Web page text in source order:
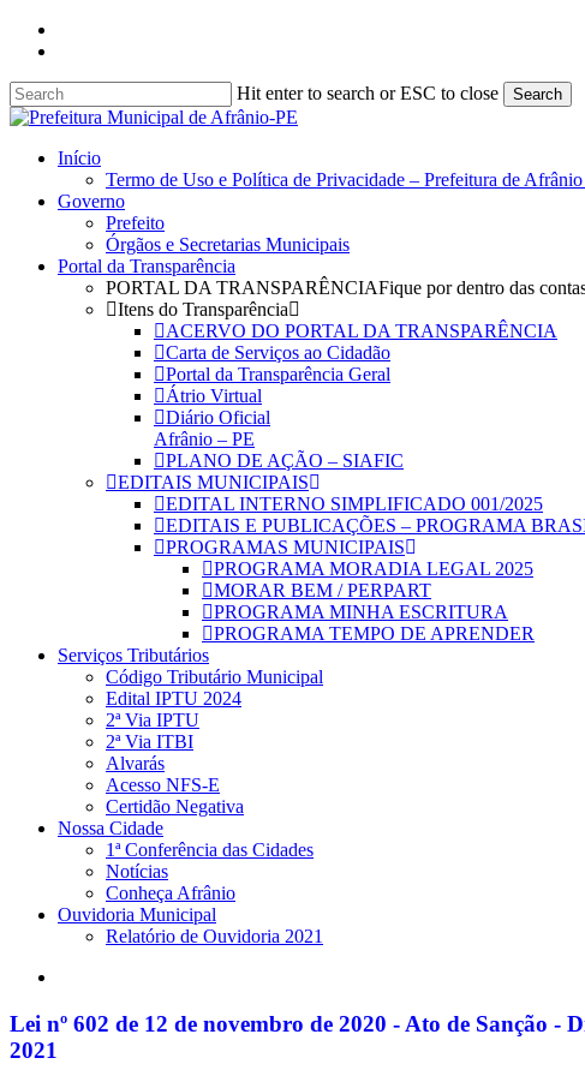
Skip
content
Hit enter to search or ESC to close Search
Close
search
Menu
Início
Termo de Uso e Política de Privacidade – Prefeitura de
Governo
Prefeito
Órgãos e Secretarias Municipais
Portal da Transparência
PORTAL DA TRANSPARÊNCIAFique por dentro das
Itens do Transparência
ACERVO DO PORTAL DA TRANSPARÊNCIA
Carta de Serviços ao Cidadão
Portal da Transparência Geral
Átrio Virtual
Diário Oficial
Afrânio – PE
PLANO DE AÇÃO – SIAFIC
EDITAIS MUNICIPAIS
EDITAL INTERNO SIMPLIFICADO 001/2025
EDITAIS E PUBLICAÇÕES – PROGRAMA
PROGRAMAS MUNICIPAIS
PROGRAMA MORADIA LEGAL 2025
MORAR BEM / PERPART
PROGRAMA MINHA ESCRITURA
PROGRAMA TEMPO DE APRENDER
Serviços Tributários
Código Tributário Municipal
Edital IPTU 2024
2ª Via IPTU
2ª Via ITBI
Alvarás
Acesso NFS-E
Certidão Negativa
Nossa Cidade
1ª Conferência das Cidades
Notícias
Conheça Afrânio
Ouvidoria Municipal
Relatório de Ouvidoria 2021
Lei nº 602 de 12 de novembro de 2020 - Ato de Sanção
2021